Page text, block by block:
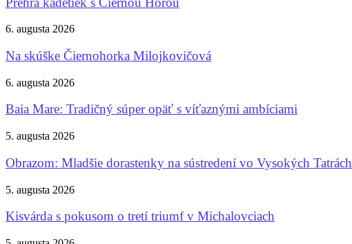
6. augusta 2026
Na skúške Čiernohorka Milojkovičová
6. augusta 2026
Baia Mare: Tradičný súper opäť s víťaznými ambíciami
5. augusta 2026
Obrazom: Mladšie dorastenky na sústredení vo Vysokých Tatrách
5. augusta 2026
Kisvárda s pokusom o tretí triumf v Michalovciach